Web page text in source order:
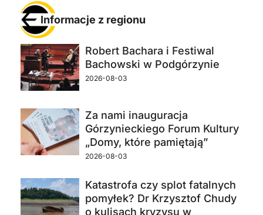
Informacje z regionu
Robert Bachara i Festiwal
Bachowski w Podgórzynie
2026-08-03
Za nami inauguracja
Górzynieckiego Forum Kultury
„Domy, które pamiętają”
2026-08-03
Katastrofa czy splot fatalnych
pomyłek? Dr Krzysztof Chudy
o kulisach kryzysu w